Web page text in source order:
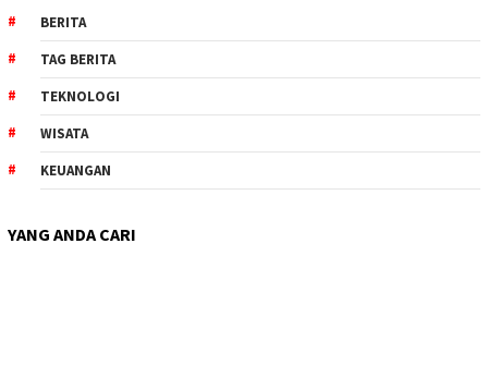
BERITA
TAG BERITA
TEKNOLOGI
WISATA
KEUANGAN
YANG ANDA CARI